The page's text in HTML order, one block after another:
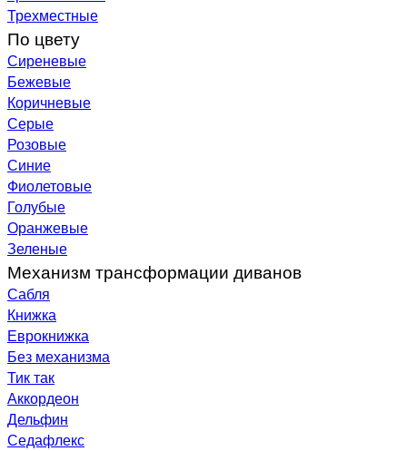
Трехместные
По цвету
Сиреневые
Бежевые
Коричневые
Серые
Розовые
Синие
Фиолетовые
Голубые
Оранжевые
Зеленые
Механизм трансформации диванов
Сабля
Книжка
Еврокнижка
Без механизма
Тик так
Аккордеон
Дельфин
Седафлекс